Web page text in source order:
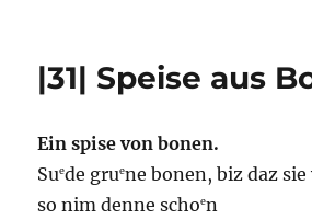
|31| Speise aus
Ein spise von bonen.
Suede gruene bonen, biz daz
so nim denne schoen